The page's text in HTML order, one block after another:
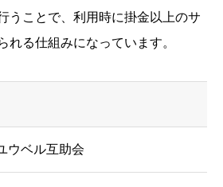
うことで、利用時に掛金以上のサ
れる仕組みになっています。
ウベル互助会